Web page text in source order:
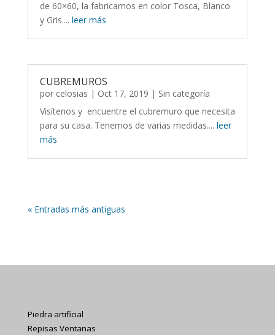
de 60×60, la fabricamos en color Tosca, Blanco
y Gris.... leer más
CUBREMUROS
por celosias | Oct 17, 2019 | Sin categoría
Visítenos y encuentre el cubremuro que necesita
para su casa. Tenemos de varias medidas.... leer
más
« Entradas más antiguas
Piedra artificial
Repisas Ventanas